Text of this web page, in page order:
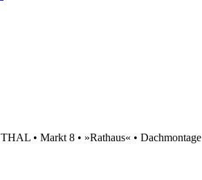
• Markt 8 • »Rathaus« • Dachmontage